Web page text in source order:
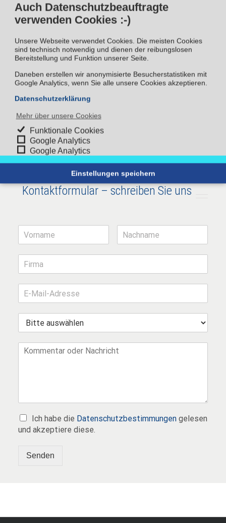
Auch Datenschutzbeauftragte
verwenden Cookies :-)
Unsere Webseite verwendet Cookies. Die meisten Cookies
sind technisch notwendig und dienen der reibungslosen
Bereitstellung und Funktion unserer Seite.
Daneben erstellen wir anonymisierte Besucherstatistiken mit
Google Analytics, wenn Sie alle unsere Cookies akzeptieren.
Datenschutzerklärung
Mehr über unsere Cookies
Funktionale Cookies
Google Analytics
Google Analytics
Einstellungen speichern
Diplom-Betriebswirt (FH)
Zertifizierter Datenschutzbeauftragter (TÜV SÜD)
Tel. +49 (0) 7152 56 47 73
Mob. +49 (0) 176 327 441 72
E-Mail: info@externer-datenschutzbeauftragter-
stuttgart.de
Web: www.externer-datenschutzbeauftragter-
Kantstraße 14
71277 Rutesheim
Kontaktformular – schreiben Sie uns
Ich habe die Datenschutzbestimmungengelesen
und akzeptiere diese.
Senden